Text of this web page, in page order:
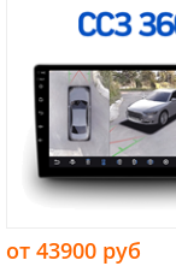
от 43900 руб